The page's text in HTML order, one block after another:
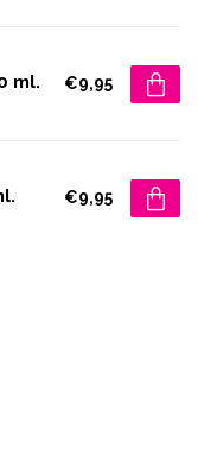
ml. €9,95
€9,95